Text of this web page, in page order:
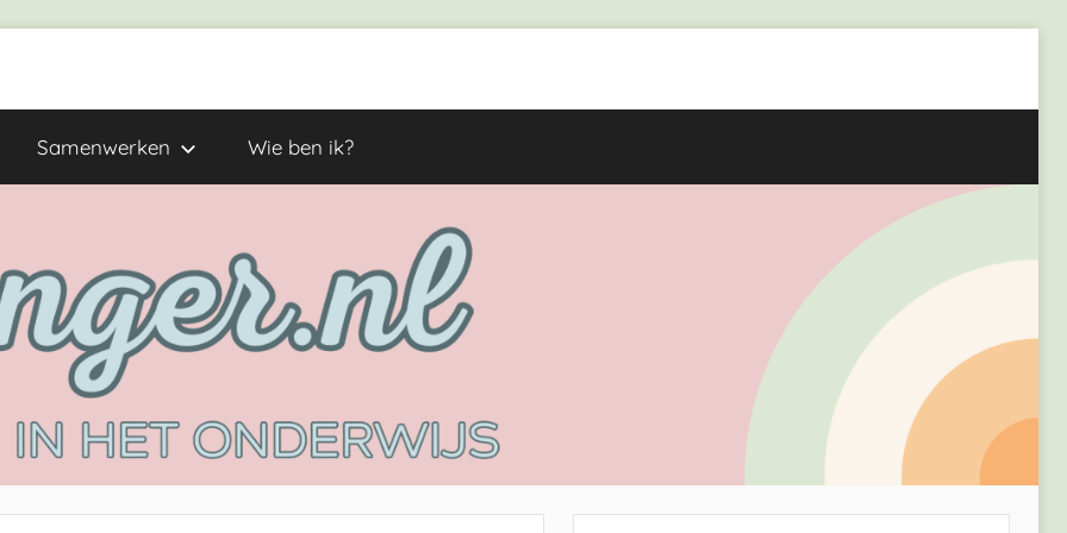
Samenwerken Wie ben ik?